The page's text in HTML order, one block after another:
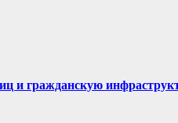
и гражданскую